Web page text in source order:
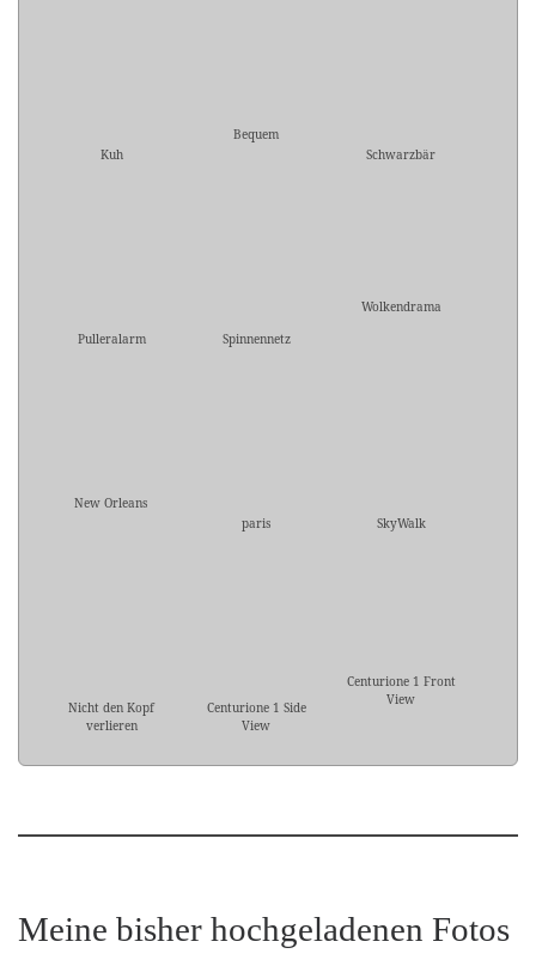
Kuh
Bequem
Schwarzbär
Pulleralarm Spinnennetz
Wolkendrama
New Orleans
paris
SkyWalk
Nicht den Kopf
verlieren
Centurione 1 Side
View
Centurione 1 Front
View
Meine bisher hochgeladenen Fotos